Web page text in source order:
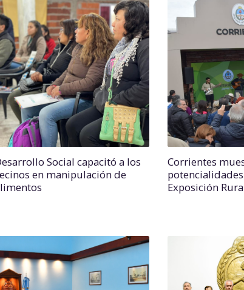
Social capacitó a los
en manipulación de
Corrientes
Exposición